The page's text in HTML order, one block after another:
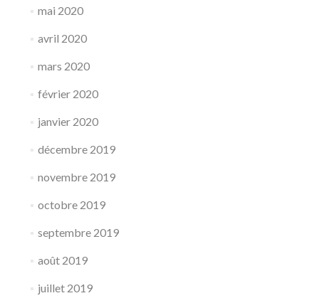
mai 2020
avril 2020
mars 2020
février 2020
janvier 2020
décembre 2019
novembre 2019
octobre 2019
septembre 2019
août 2019
juillet 2019